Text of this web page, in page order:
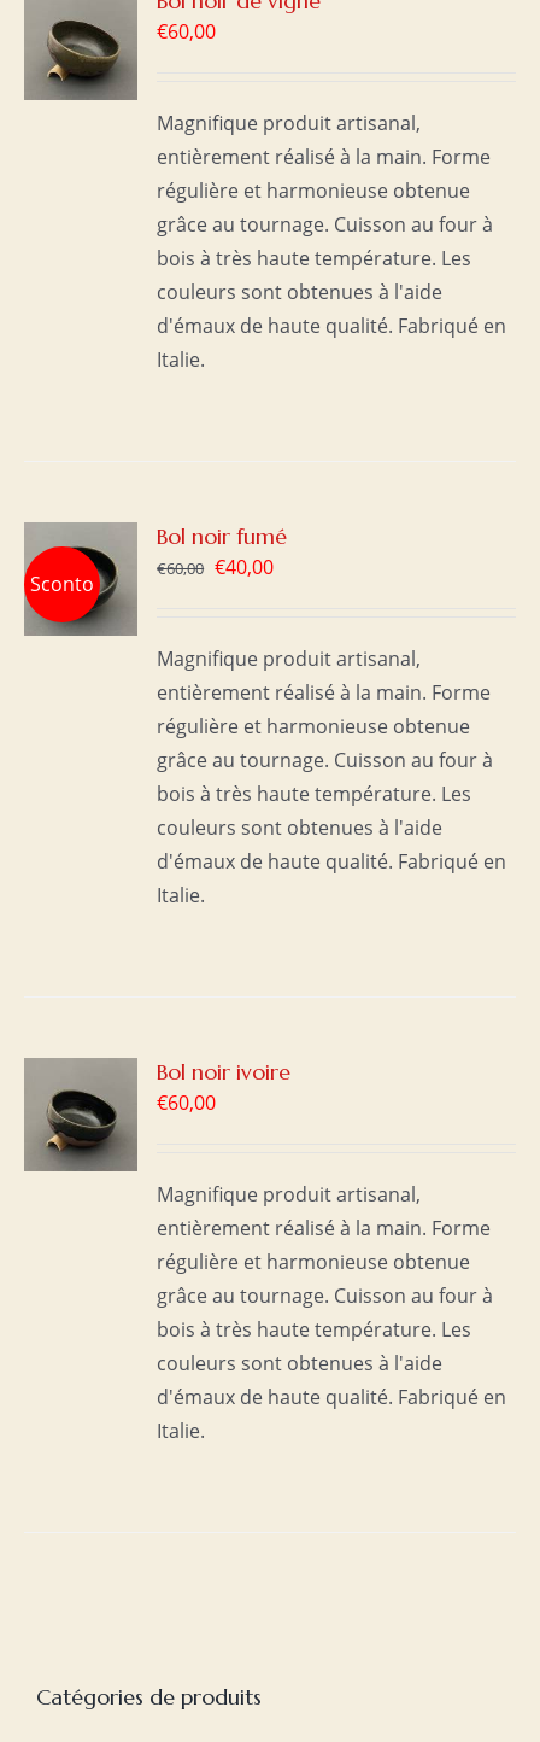
€60,00
Magnifique produit artisanal,
entièrement réalisé à la main. Forme
régulière et harmonieuse obtenue
grâce au tournage. Cuisson au four à
bois à très haute température. Les
couleurs sont obtenues à l'aide
d'émaux de haute qualité. Fabriqué en
Italie.
Sconto
Bol noir fumé
€60,00 Le
était :
€60,00.
€40,00Le
est :
€40,00.
Magnifique produit artisanal,
entièrement réalisé à la main. Forme
régulière et harmonieuse obtenue
grâce au tournage. Cuisson au four à
bois à très haute température. Les
couleurs sont obtenues à l'aide
d'émaux de haute qualité. Fabriqué en
Italie.
Bol noir ivoire
€60,00
Magnifique produit artisanal,
entièrement réalisé à la main. Forme
régulière et harmonieuse obtenue
grâce au tournage. Cuisson au four à
bois à très haute température. Les
couleurs sont obtenues à l'aide
d'émaux de haute qualité. Fabriqué en
Italie.
Catégories de produits